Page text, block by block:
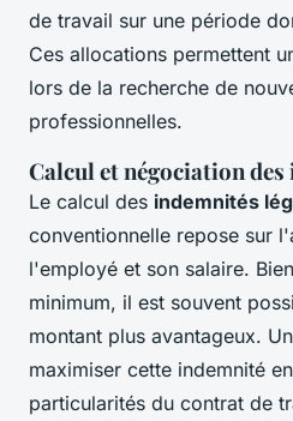
de travail sur une période
Ces allocations permettent
lors de la recherche de
professionnelles.
Calcul et négociation
Le calcul des indemnités
conventionnelle repose sur
l'employé et son salaire.
minimum, il est souvent
montant plus avantageux.
maximiser cette indemnité
particularités du contrat de